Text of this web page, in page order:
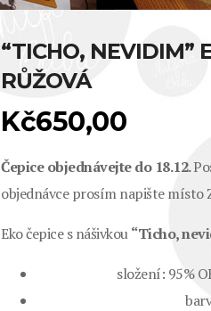
“TICHO, NEVIDIM”
RŮŽOVÁ
Kč650,00
Čepice objednávejte do 18.12.
objednávce prosím napište místo
Eko čepice s nášivkou“Ticho,
složení: 95%